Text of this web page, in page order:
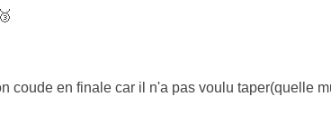
coude en finale car il n'a pas voulu taper(quelle